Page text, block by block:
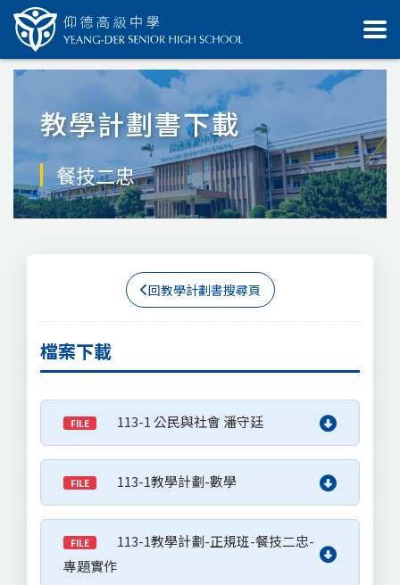
教學計劃書下載
餐技二忠
回教學計劃書搜尋頁
檔案下載
FILE 113-1 公民與社會 潘守廷
FILE 113-1教學計劃-數學
FILE
113-1教學計劃-正規班-餐技二忠-
專題實作